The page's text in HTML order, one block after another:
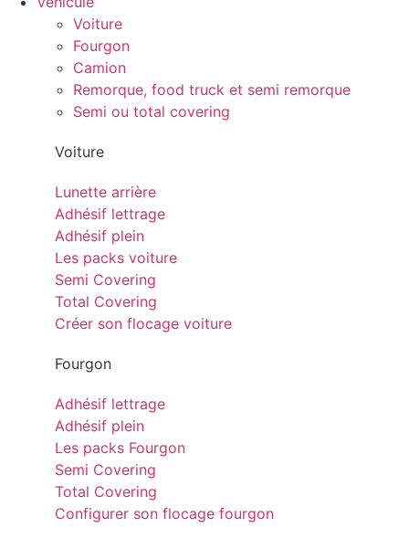
Voiture
Fourgon
Camion
Remorque, food truck et semi remorque
Semi ou total covering
Voiture
Lunette arrière
Adhésif lettrage
Adhésif plein
Les packs voiture
Semi Covering
Total Covering
Créer son flocage voiture
Fourgon
Adhésif lettrage
Adhésif plein
Les packs Fourgon
Semi Covering
Total Covering
Configurer son flocage fourgon